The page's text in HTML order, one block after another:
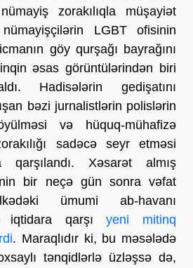
zorakılıqla müşayiət
LGBT ofisinin
göy qurşağı bayrağını
əsas görüntülərindən biri
Hadisələrin gedişatını
bəzi jurnalistlərin polislərin
və hüquq-mühafizə
sadəcə seyr etməsi
qarşılandı. Xəsarət almış
bir neçə gün sonra vəfat
ümumi ab-havanı
iqtidara qarşıyeni mitinq
. Maraqlıdır ki, bu məsələdə
tənqidlərlə üzləşsə də,